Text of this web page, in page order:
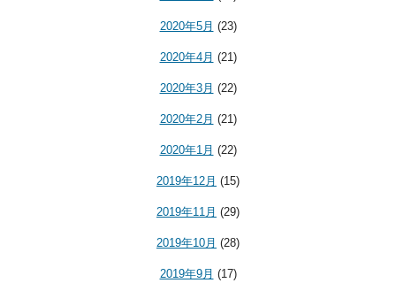
2020年5月 (23)
2020年4月 (21)
2020年3月 (22)
2020年2月 (21)
2020年1月 (22)
2019年12月 (15)
2019年11月 (29)
2019年10月 (28)
2019年9月 (17)